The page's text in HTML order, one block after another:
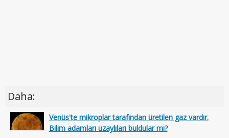
Daha:
Venüs'te mikroplar tarafından üretilen gaz vardır.
Bilim adamları uzaylıları buldular mı?